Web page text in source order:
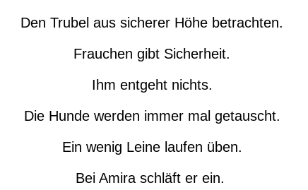
Den Trubel aus sicherer Höhe betrachten.
Frauchen gibt Sicherheit.
Ihm entgeht nichts.
Die Hunde werden immer mal getauscht.
Ein wenig Leine laufen üben.
Bei Amira schläft er ein.